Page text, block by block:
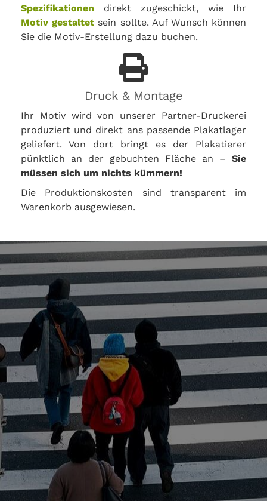
Spezifikationen direkt zugeschickt, wie Ihr
Motiv gestaltet sein sollte. Auf Wunsch können
Sie die Motiv-Erstellung dazu buchen.
Druck & Montage
Ihr Motiv wird von unserer Partner-Druckerei
produziert und direkt ans passende Plakatlager
geliefert. Von dort bringt es der Plakatierer
pünktlich an der gebuchten Fläche an – Sie
müssen sich um nichts kümmern!
Die Produktionskosten sind transparent im
Warenkorb ausgewiesen.